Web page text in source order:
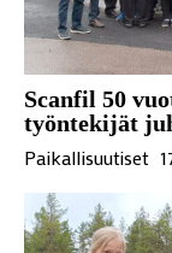
Scanfil 50
työntekijät
Paikallisuutiset